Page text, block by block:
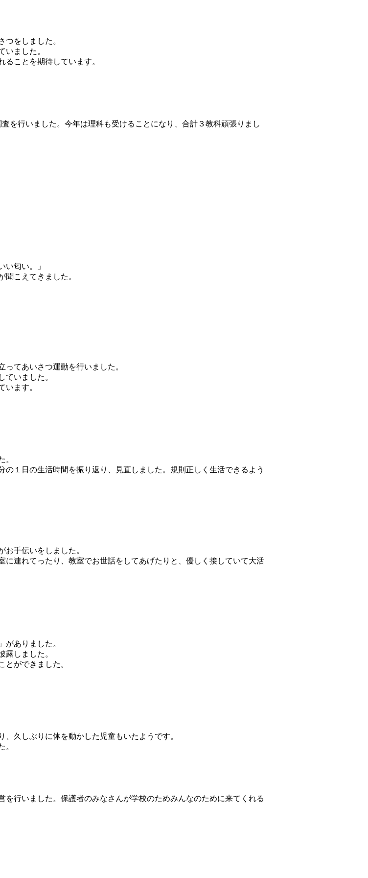
つをしました。
いました。
ることを期待しています。
を行いました。今年は理科も受けることになり、合計３教科頑張りまし
い匂い。」
聞こえてきました。
てあいさつ運動を行いました。
ていました。
います。
。
の１日の生活時間を振り返り、見直しました。規則正しく生活できるよう
お手伝いをしました。
に連れてったり、教室でお世話をしてあげたりと、優しく接していて大活
がありました。
露しました。
とができました。
久しぶりに体を動かした児童もいたようです。
。
行いました。保護者のみなさんが学校のためみんなのために来てくれる